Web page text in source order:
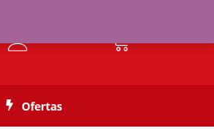
Ofertas
Availability:Out of stock